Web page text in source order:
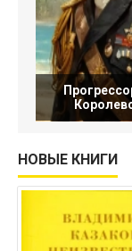
НОВЫЕ КНИГИ